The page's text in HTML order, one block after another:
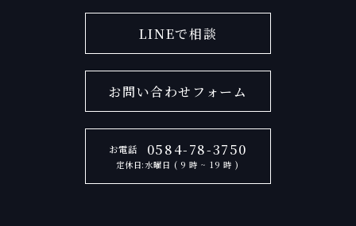
LINEで相談
お問い合わせフォーム
お電話 0584-78-3750
定休日:水曜日 ( 9 時 ~ 19 時 )